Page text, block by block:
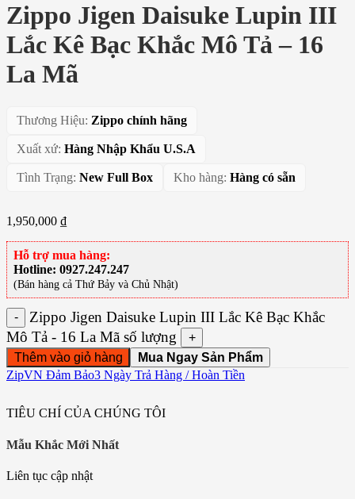
Zippo Jigen Daisuke Lupin III
Lắc Kê Bạc Khắc Mô Tả – 16
La Mã
Thương Hiệu: Zippo chính hãng
Xuất xứ: Hàng Nhập Khẩu U.S.A
Tình Trạng: New Full Box Kho hàng: Hàng có sẵn
1,950,000 ₫
Hỗ trợ mua hàng:
Hotline: 0927.247.247
(Bán hàng cả Thứ Bảy và Chủ Nhật)
ZipVN Đảm Bảo3 Ngày Trả Hàng / Hoàn Tiền
TIÊU CHÍ CỦA CHÚNG TÔI
Mẫu Khắc Mới Nhất
Liên tục cập nhật